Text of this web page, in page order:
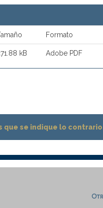
Formato
kB Adobe PDF
que se indique lo